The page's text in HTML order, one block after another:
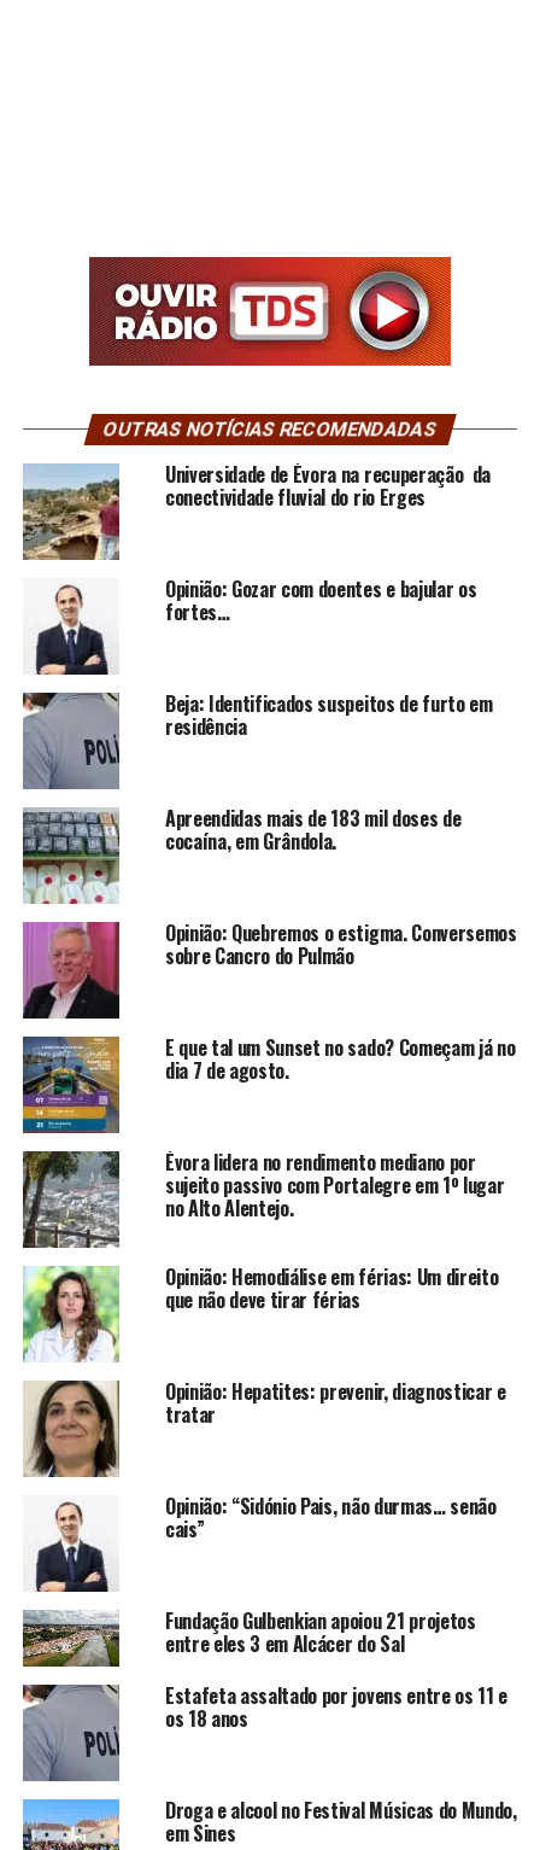
OUTRAS NOTÍCIAS RECOMENDADAS
Universidade de Évora na recuperação da
conectividade fluvial do rio Erges
Opinião: Gozar com doentes e bajular os
fortes…
Beja: Identificados suspeitos de furto em
residência
Apreendidas mais de 183 mil doses de
cocaína, em Grândola.
Opinião: Quebremos o estigma. Conversemos
sobre Cancro do Pulmão
E que tal um Sunset no sado? Começam já no
dia 7 de agosto.
Évora lidera no rendimento mediano por
sujeito passivo com Portalegre em 1º lugar
no Alto Alentejo.
Opinião: Hemodiálise em férias: Um direito
que não deve tirar férias
Opinião: Hepatites: prevenir, diagnosticar e
tratar
Opinião: “Sidónio Pais, não durmas… senão
cais”
Fundação Gulbenkian apoiou 21 projetos
entre eles 3 em Alcácer do Sal
Estafeta assaltado por jovens entre os 11 e
os 18 anos
Droga e alcool no Festival Músicas do Mundo,
em Sines